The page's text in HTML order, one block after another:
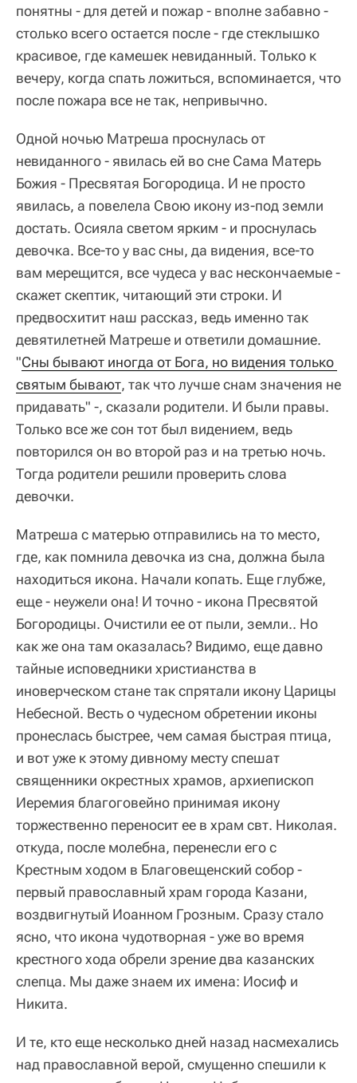
понятны - для детей и пожар - вполне забавно -
столько всего остается после - где стеклышко
красивое, где камешек невиданный. Только к
вечеру, когда спать ложиться, вспоминается, что
после пожара все не так, непривычно.
Одной ночью Матреша проснулась от
невиданного - явилась ей во сне Сама Матерь
Божия - Пресвятая Богородица. И не просто
явилась, а повелела Свою икону из-под земли
достать. Осияла светом ярким - и проснулась
девочка. Все-то у вас сны, да видения, все-то
вам мерещится, все чудеса у вас нескончаемые -
скажет скептик, читающий эти строки. И
предвосхитит наш рассказ, ведь именно так
девятилетней Матреше и ответили домашние.
"Сны бывают иногда от Бога, но видения только
святым бывают, так что лучше снам значения не
придавать" -, сказали родители. И были правы.
Только все же сон тот был видением, ведь
повторился он во второй раз и на третью ночь.
Тогда родители решили проверить слова
девочки.
Матреша с матерью отправились на то место,
где, как помнила девочка из сна, должна была
находиться икона. Начали копать. Еще глубже,
еще - неужели она! И точно - икона Пресвятой
Богородицы. Очистили ее от пыли, земли.. Но
как же она там оказалась? Видимо, еще давно
тайные исповедники христианства в
иноверческом стане так спрятали икону Царицы
Небесной. Весть о чудесном обретении иконы
пронеслась быстрее, чем самая быстрая птица,
и вот уже к этому дивному месту спешат
священники окрестных храмов, архиепископ
Иеремия благоговейно принимая икону
торжественно переносит ее в храм свт. Николая.
откуда, после молебна, перенесли его с
Крестным ходом в Благовещенский собор -
первый православный храм города Казани,
воздвигнутый Иоанном Грозным. Сразу стало
ясно, что икона чудотворная - уже во время
крестного хода обрели зрение два казанских
слепца. Мы даже знаем их имена: Иосиф и
Никита.
И те, кто еще несколько дней назад насмехались
над православной верой, смущенно спешили к